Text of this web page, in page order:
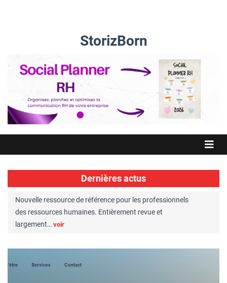
StorizBorn
Dernières actus
Nouvelle ressource de référence pour les professionnels
des ressources humaines. Entièrement revue et
largement… voir